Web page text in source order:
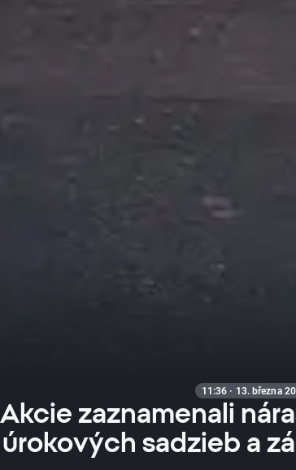
11:36 · 13. března
Akcie zaznamenali
úrokových sadzieb a